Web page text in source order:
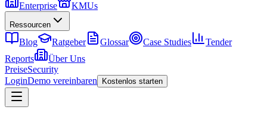
Enterprise
KMUs
Ressourcen
Blog Ratgeber Glossar Case Studies
Tender
Reports
Über Uns
PreiseSecurity
LoginDemo vereinbaren Kostenlos starten